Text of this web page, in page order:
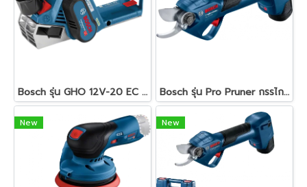
Bosch รุ่น GHO 12V-20 EC กบไสไม้ไร้สาย 12 โวลต์ Brushless ขนาด 2 นิ้ว ไสลึก 2 มม. (เครื่องเปล่า) (06015A7000) Bosch รุ่น Pro Pruner กรรไกรตัดกิ่งไม้ไร้สาย ขนาด 12 V เครื่องตัวเปล่า (06019K10L0)
New New